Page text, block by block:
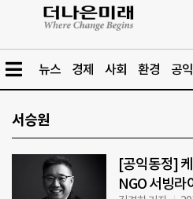
뉴스 경제 사회 환경 공익
서승원
[공익동정]
NGO 서빙라